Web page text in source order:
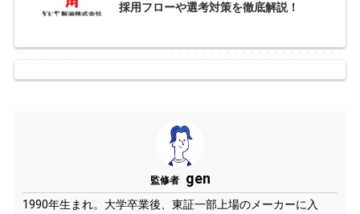
採用フローや選考対策を徹底解説！
監修者 gen
1990年生まれ。大学卒業後、東証一部上場のメーカーに入